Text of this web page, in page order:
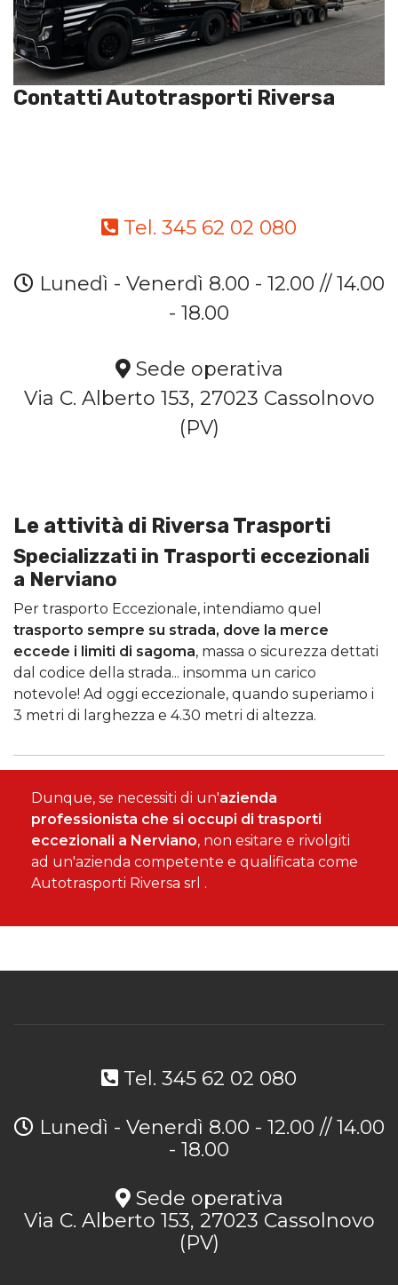
Contatti Autotrasporti Riversa
Tel. 345 62 02 080
Lunedì - Venerdì 8.00 - 12.00 // 14.00
- 18.00
Sede operativa
Via C. Alberto 153, 27023 Cassolnovo
(PV)
Le attività di Riversa Trasporti
Specializzati in Trasporti eccezionali
a Nerviano
Per trasporto Eccezionale, intendiamo quel
trasporto sempre su strada, dove la merce
eccede i limiti di sagoma, massa o sicurezza dettati
dal codice della strada... insomma un carico
notevole! Ad oggi eccezionale, quando superiamo i
3 metri di larghezza e 4.30 metri di altezza.
Dunque, se necessiti di un'azienda
professionista che si occupi di trasporti
eccezionali a Nerviano, non esitare e rivolgiti
ad un'azienda competente e qualificata come
Autotrasporti Riversa srl .
Tel. 345 62 02 080
Lunedì - Venerdì 8.00 - 12.00 // 14.00
- 18.00
Sede operativa
Via C. Alberto 153, 27023 Cassolnovo
(PV)